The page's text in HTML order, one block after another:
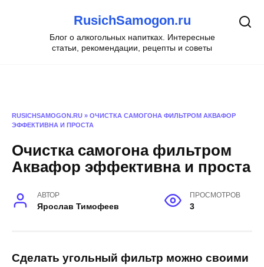
содержанию
RusichSamogon.ru
Блог о алкогольных напитках. Интересные
статьи, рекомендации, рецепты и советы
RUSICHSAMOGON.RU » ОЧИСТКА САМОГОНА ФИЛЬТРОМ АКВАФОР
ЭФФЕКТИВНА И ПРОСТА
Очистка самогона фильтром
Аквафор эффективна и проста
АВТОР
Ярослав Тимофеев
ПРОСМОТРОВ
3
Сделать угольный фильтр можно своими